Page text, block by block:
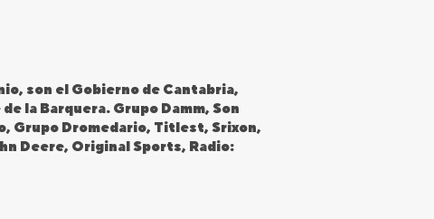
son el Gobierno de Cantabria,
la Barquera. Grupo Damm, Son
Grupo Dromedario, Titlest, Srixon,
Deere, Original Sports, Radio: